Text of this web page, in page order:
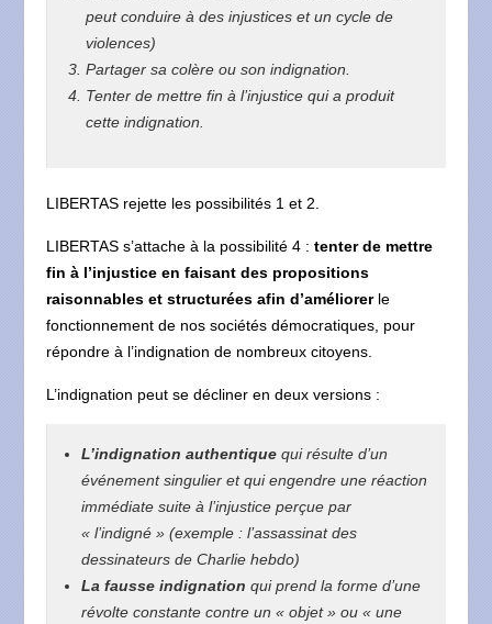
peut conduire à des injustices et un cycle de
violences)
Partager sa colère ou son indignation.
Tenter de mettre fin à l’injustice qui a produit
cette indignation.
LIBERTAS rejette les possibilités 1 et 2.
LIBERTAS s’attache à la possibilité 4 :tenter de mettre
fin à l’injustice en faisant des propositions
raisonnables et structurées afin d’améliorerle
fonctionnement de nos sociétés démocratiques, pour
répondre à l’indignation de nombreux citoyens.
L’indignation peut se décliner en deux versions :
L’indignation authentique qui résulte d’un
événement singulier et qui engendre une réaction
immédiate suite à l’injustice perçue par
« l’indigné » (exemple : l’assassinat des
dessinateurs de Charlie hebdo)
La fausse indignation qui prend la forme d’une
révolte constante contre un « objet » ou « une